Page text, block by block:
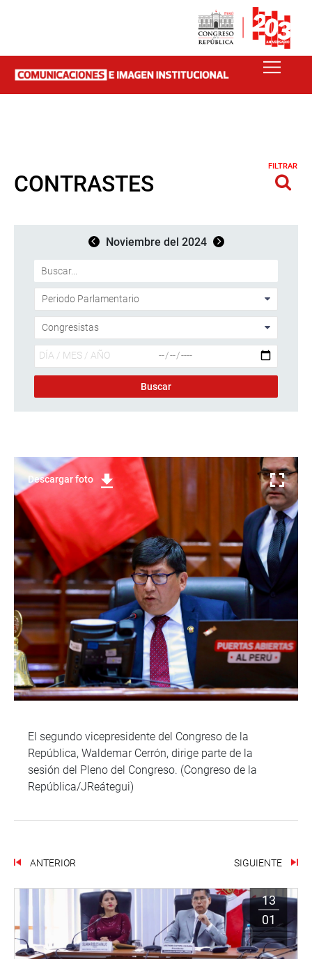
CONTRASTES
FILTRAR
Noviembre del 2024
Descargar foto
El segundo vicepresidente del Congreso de la
República, Waldemar Cerrón, dirige parte de la
sesión del Pleno del Congreso. (Congreso de la
República/JReátegui)
ANTERIOR SIGUIENTE
13
01